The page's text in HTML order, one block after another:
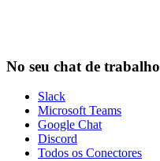
No seu chat de trabalho
Slack
Microsoft Teams
Google Chat
Discord
Todos os Conectores